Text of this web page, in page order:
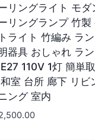
リングライト モダ
リングランプ 竹製
ライト 竹編み ラ
器具 おしゃれ ラ
110V 1灯 簡単
室 台所 廊下 リビ
ング 室内